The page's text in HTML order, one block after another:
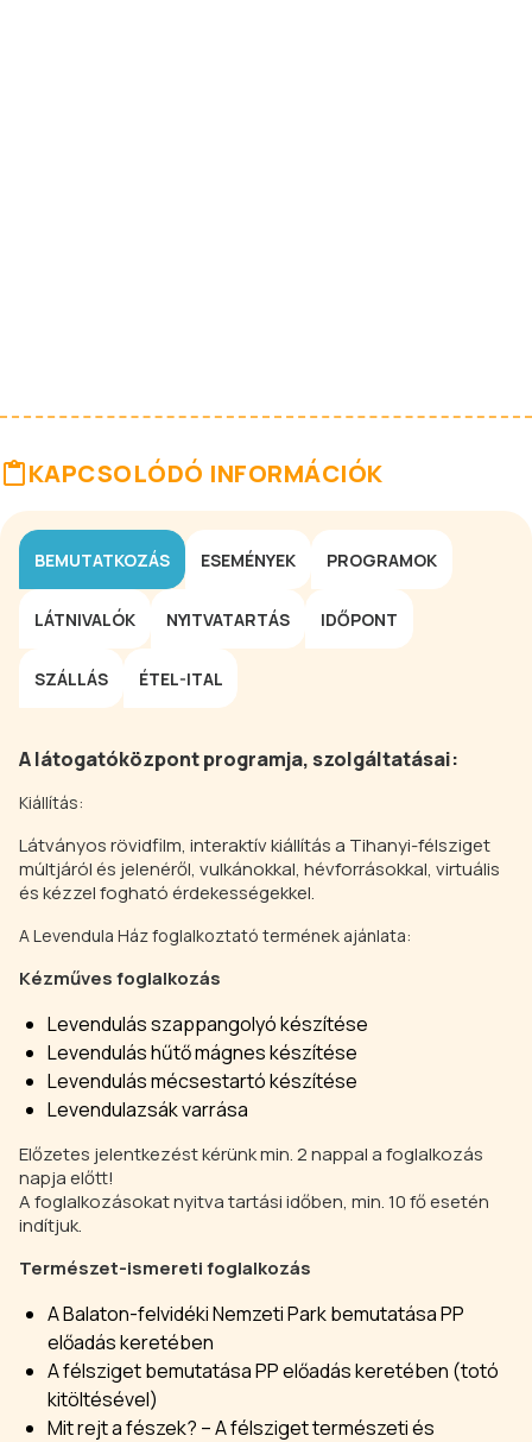
KAPCSOLÓDÓ INFORMÁCIÓK
BEMUTATKOZÁS ESEMÉNYEK PROGRAMOK
LÁTNIVALÓK NYITVATARTÁS IDŐPONT
SZÁLLÁS ÉTEL-ITAL
A látogatóközpont programja, szolgáltatásai:
Kiállítás:
Látványos rövidfilm, interaktív kiállítás a Tihanyi-félsziget
múltjáról és jelenéről, vulkánokkal, hévforrásokkal, virtuális
és kézzel fogható érdekességekkel.
A Levendula Ház foglalkoztató termének ajánlata:
Kézműves foglalkozás
Levendulás szappangolyó készítése
Levendulás hűtő mágnes készítése
Levendulás mécsestartó készítése
Levendulazsák varrása
Előzetes jelentkezést kérünk min. 2 nappal a foglalkozás
napja előtt!
A foglalkozásokat nyitva tartási időben, min. 10 fő esetén
indítjuk.
Természet-ismereti foglalkozás
A Balaton-felvidéki Nemzeti Park bemutatása PP
előadás keretében
A félsziget bemutatása PP előadás keretében (totó
kitöltésével)
Mit rejt a fészek? – A félsziget természeti és